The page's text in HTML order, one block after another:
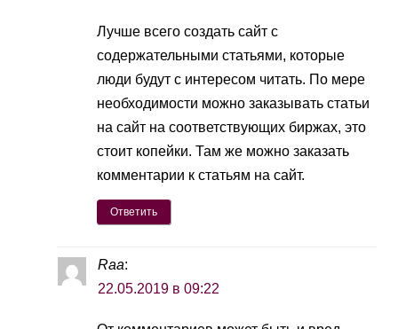
Лучше всего создать сайт с
содержательными статьями, которые
люди будут с интересом читать. По мере
необходимости можно заказывать статьи
на сайт на соответствующих биржах, это
стоит копейки. Там же можно заказать
комментарии к статьям на сайт.
Ответить
Raa:
22.05.2019 в 09:22